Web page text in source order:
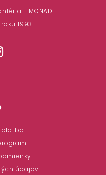
- MONAD
1993
platba
údajov